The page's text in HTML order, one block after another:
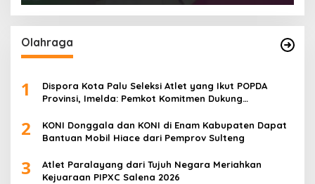
Olahraga
1
Dispora Kota Palu Seleksi Atlet yang Ikut POPDA
Provinsi, Imelda: Pemkot Komitmen Dukung
2
KONI Donggala dan KONI di Enam Kabupaten Dapat
Bantuan Mobil Hiace dari Pemprov Sulteng
3
Atlet Paralayang dari Tujuh Negara Meriahkan
Kejuaraan PIPXC Salena 2026